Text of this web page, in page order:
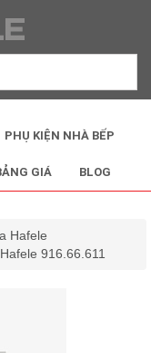
PHỤ KIỆN NHÀ BẾP
GIÁ BLOG
Hafele
916.66.611